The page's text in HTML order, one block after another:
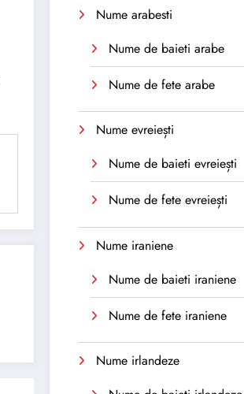
Nume arabesti
Nume de baieti arabe
Nume de fete arabe
Nume evreiești
Nume de baieti evreiești
Nume de fete evreiești
Nume iraniene
Nume de baieti iraniene
Nume de fete iraniene
Nume irlandeze